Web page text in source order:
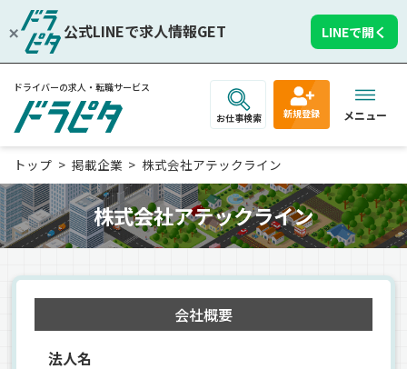
公式LINEで求人情報GET LINEで開く
ドライバーの求人・転職サービス
お仕事検索 新規登録 メニュー
トップ 掲載企業 株式会社アテックライン
株式会社アテックライン
会社概要
法人名